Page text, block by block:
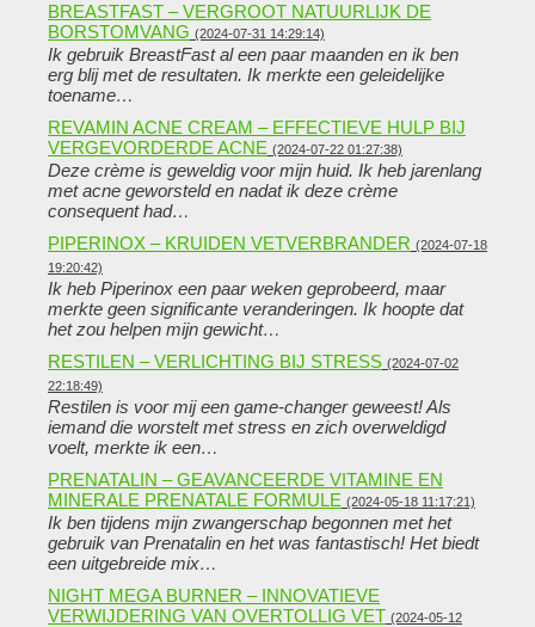
BREASTFAST – VERGROOT NATUURLIJK DE
BORSTOMVANG (2024-07-31 14:29:14)
Ik gebruik BreastFast al een paar maanden en ik ben
erg blij met de resultaten. Ik merkte een geleidelijke
toename…
REVAMIN ACNE CREAM – EFFECTIEVE HULP BIJ
VERGEVORDERDE ACNE (2024-07-22 01:27:38)
Deze crème is geweldig voor mijn huid. Ik heb jarenlang
met acne geworsteld en nadat ik deze crème
consequent had…
PIPERINOX – KRUIDEN VETVERBRANDER (2024-07-18
19:20:42)
Ik heb Piperinox een paar weken geprobeerd, maar
merkte geen significante veranderingen. Ik hoopte dat
het zou helpen mijn gewicht…
RESTILEN – VERLICHTING BIJ STRESS (2024-07-02
22:18:49)
Restilen is voor mij een game-changer geweest! Als
iemand die worstelt met stress en zich overweldigd
voelt, merkte ik een…
PRENATALIN – GEAVANCEERDE VITAMINE EN
MINERALE PRENATALE FORMULE (2024-05-18 11:17:21)
Ik ben tijdens mijn zwangerschap begonnen met het
gebruik van Prenatalin en het was fantastisch! Het biedt
een uitgebreide mix…
NIGHT MEGA BURNER – INNOVATIEVE
VERWIJDERING VAN OVERTOLLIG VET (2024-05-12